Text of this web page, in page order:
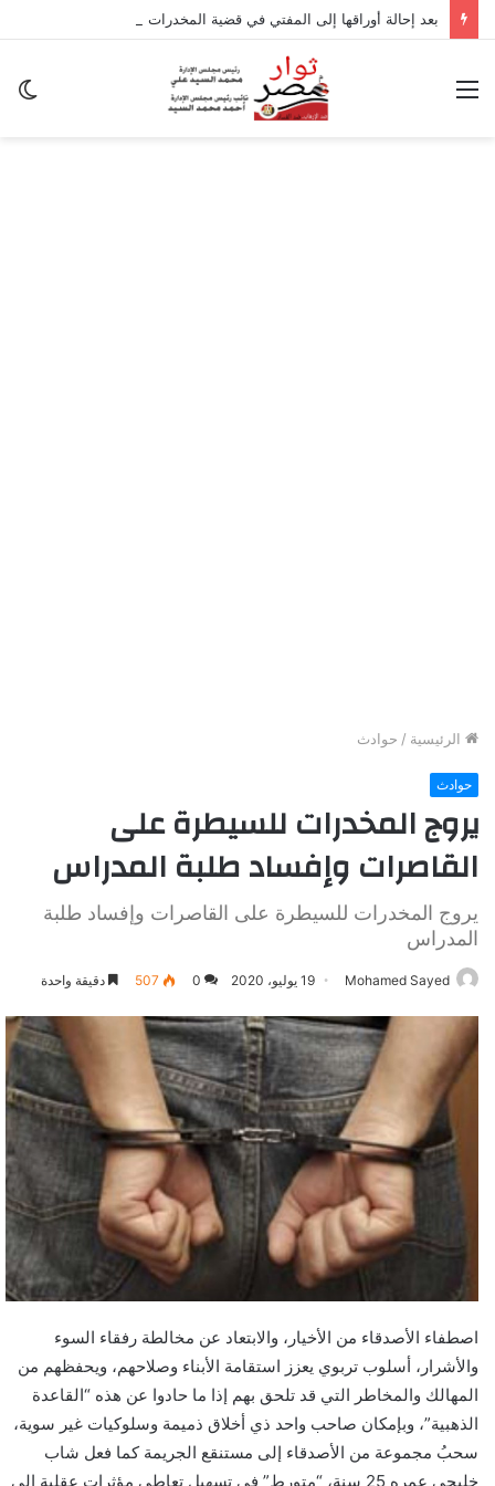
القائمة
الرئيسية / حوادث
حوادث
يروج المخدرات للسيطرة على
القاصرات وإفساد طلبة المدراس
يروج المخدرات للسيطرة على القاصرات وإفساد طلبة
المدراس
Mohamed Sayed 19 يوليو، 2020 0
507 دقيقة واحدة
اصطفاء الأصدقاء من الأخيار، والابتعاد عن مخالطة رفقاء السوء
والأشرار، أسلوب تربوي يعزز استقامة الأبناء وصلاحهم، ويحفظهم من
المهالك والمخاطر التي قد تلحق بهم إذا ما حادوا عن هذه “القاعدة
الذهبية”، وبإمكان صاحب واحد ذي أخلاق ذميمة وسلوكيات غير سوية،
سحبُ مجموعة من الأصدقاء إلى مستنقع الجريمة كما فعل شاب
خليجي عمره 25 سنة، “متورط” في تسهيل تعاطي مؤثرات عقلية إلى